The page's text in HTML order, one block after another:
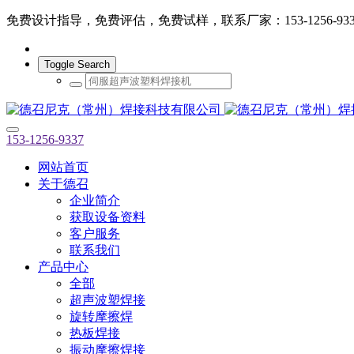
免费设计指导，免费评估，免费试样，联系厂家：153-1256-
Toggle Search
153-1256-9337
网站首页
关于德召
企业简介
获取设备资料
客户服务
联系我们
产品中心
全部
超声波塑焊接
旋转摩擦焊
热板焊接
振动摩擦焊接